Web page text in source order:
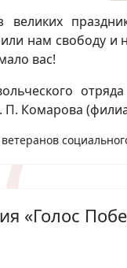
нам свободу и
вас!
П. Комарова
«Голос